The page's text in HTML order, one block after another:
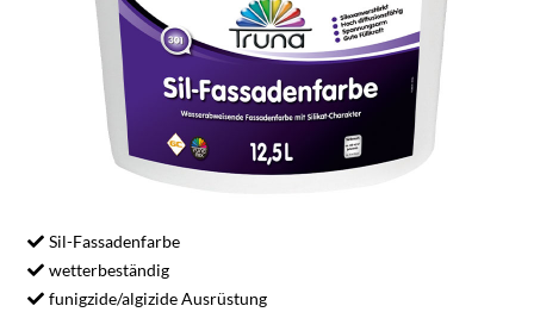
Sil-Fassadenfarbe
wetterbeständig
funigzide/algizide Ausrüstung